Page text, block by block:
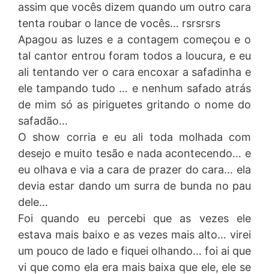
assim que vocês dizem quando um outro cara
tenta roubar o lance de vocês… rsrsrsrs
Apagou as luzes e a contagem começou e o
tal cantor entrou foram todos a loucura, e eu
ali tentando ver o cara encoxar a safadinha e
ele tampando tudo … e nenhum safado atrás
de mim só as piriguetes gritando o nome do
safadão…
O show corria e eu ali toda molhada com
desejo e muito tesão e nada acontecendo… e
eu olhava e via a cara de prazer do cara… ela
devia estar dando um surra de bunda no pau
dele…
Foi quando eu percebi que as vezes ele
estava mais baixo e as vezes mais alto… virei
um pouco de lado e fiquei olhando… foi ai que
vi que como ela era mais baixa que ele, ele se